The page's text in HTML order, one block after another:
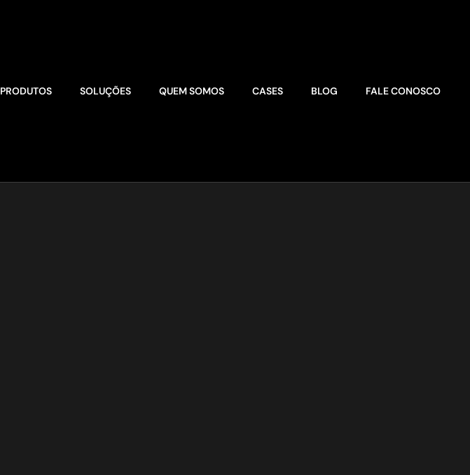
PRODUTOS SOLUÇÕES QUEM SOMOS CASES BLOG FALE CONOSCO